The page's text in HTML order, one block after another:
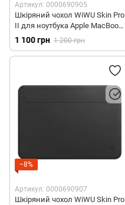
Артикул: 0000690905
Шкіряний чохол WiWU Skin Pro
II для ноутбука Apple MacBook
Air 13.3" - Чорний
1 100 грн 1 200 грн
−8%
Артикул: 0000690907
Шкіряний чохол WiWU Skin Pro